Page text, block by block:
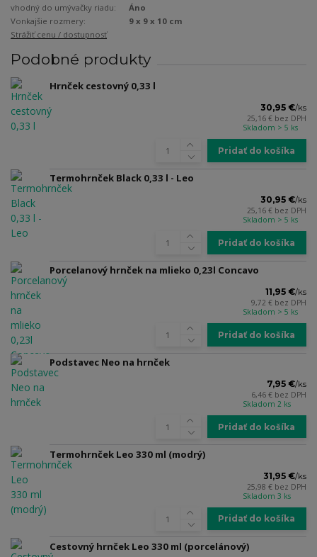
vhodný do umývačky riadu:
Áno
Vonkajšie rozmery:
9 x 9 x 10 cm
Strážiť cenu / dostupnosť
Podobné produkty
Hrnček cestovný 0,33 l
30,95 €/ks
25,16 € bez DPH
Skladom > 5 ks
Pridať do košíka
Termohrnček Black 0,33 l - Leo
30,95 €/ks
25,16 € bez DPH
Skladom > 5 ks
Pridať do košíka
Porcelanový hrnček na mlieko 0,23l Concavo
11,95 €/ks
9,72 € bez DPH
Skladom > 5 ks
Pridať do košíka
Podstavec Neo na hrnček
7,95 €/ks
6,46 € bez DPH
Skladom 2 ks
Pridať do košíka
Termohrnček Leo 330 ml (modrý)
31,95 €/ks
25,98 € bez DPH
Skladom 3 ks
Pridať do košíka
Cestovný hrnček Leo 330 ml (porcelánový)